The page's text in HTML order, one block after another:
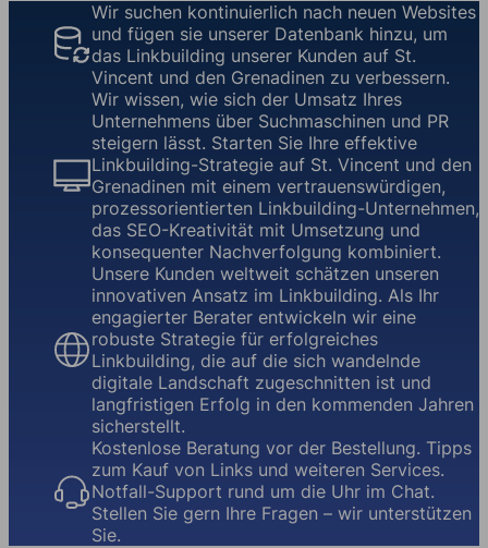
Wir suchen kontinuierlich nach neuen Websites
und fügen sie unserer Datenbank hinzu, um
das Linkbuilding unserer Kunden auf St.
Vincent und den Grenadinen zu verbessern.
Wir wissen, wie sich der Umsatz Ihres
Unternehmens über Suchmaschinen und PR
steigern lässt. Starten Sie Ihre effektive
Linkbuilding-Strategie auf St. Vincent und den
Grenadinen mit einem vertrauenswürdigen,
prozessorientierten Linkbuilding-Unternehmen,
das SEO-Kreativität mit Umsetzung und
konsequenter Nachverfolgung kombiniert.
Unsere Kunden weltweit schätzen unseren
innovativen Ansatz im Linkbuilding. Als Ihr
engagierter Berater entwickeln wir eine
robuste Strategie für erfolgreiches
Linkbuilding, die auf die sich wandelnde
digitale Landschaft zugeschnitten ist und
langfristigen Erfolg in den kommenden Jahren
sicherstellt.
Kostenlose Beratung vor der Bestellung. Tipps
zum Kauf von Links und weiteren Services.
Notfall-Support rund um die Uhr im Chat.
Stellen Sie gern Ihre Fragen – wir unterstützen
Sie.